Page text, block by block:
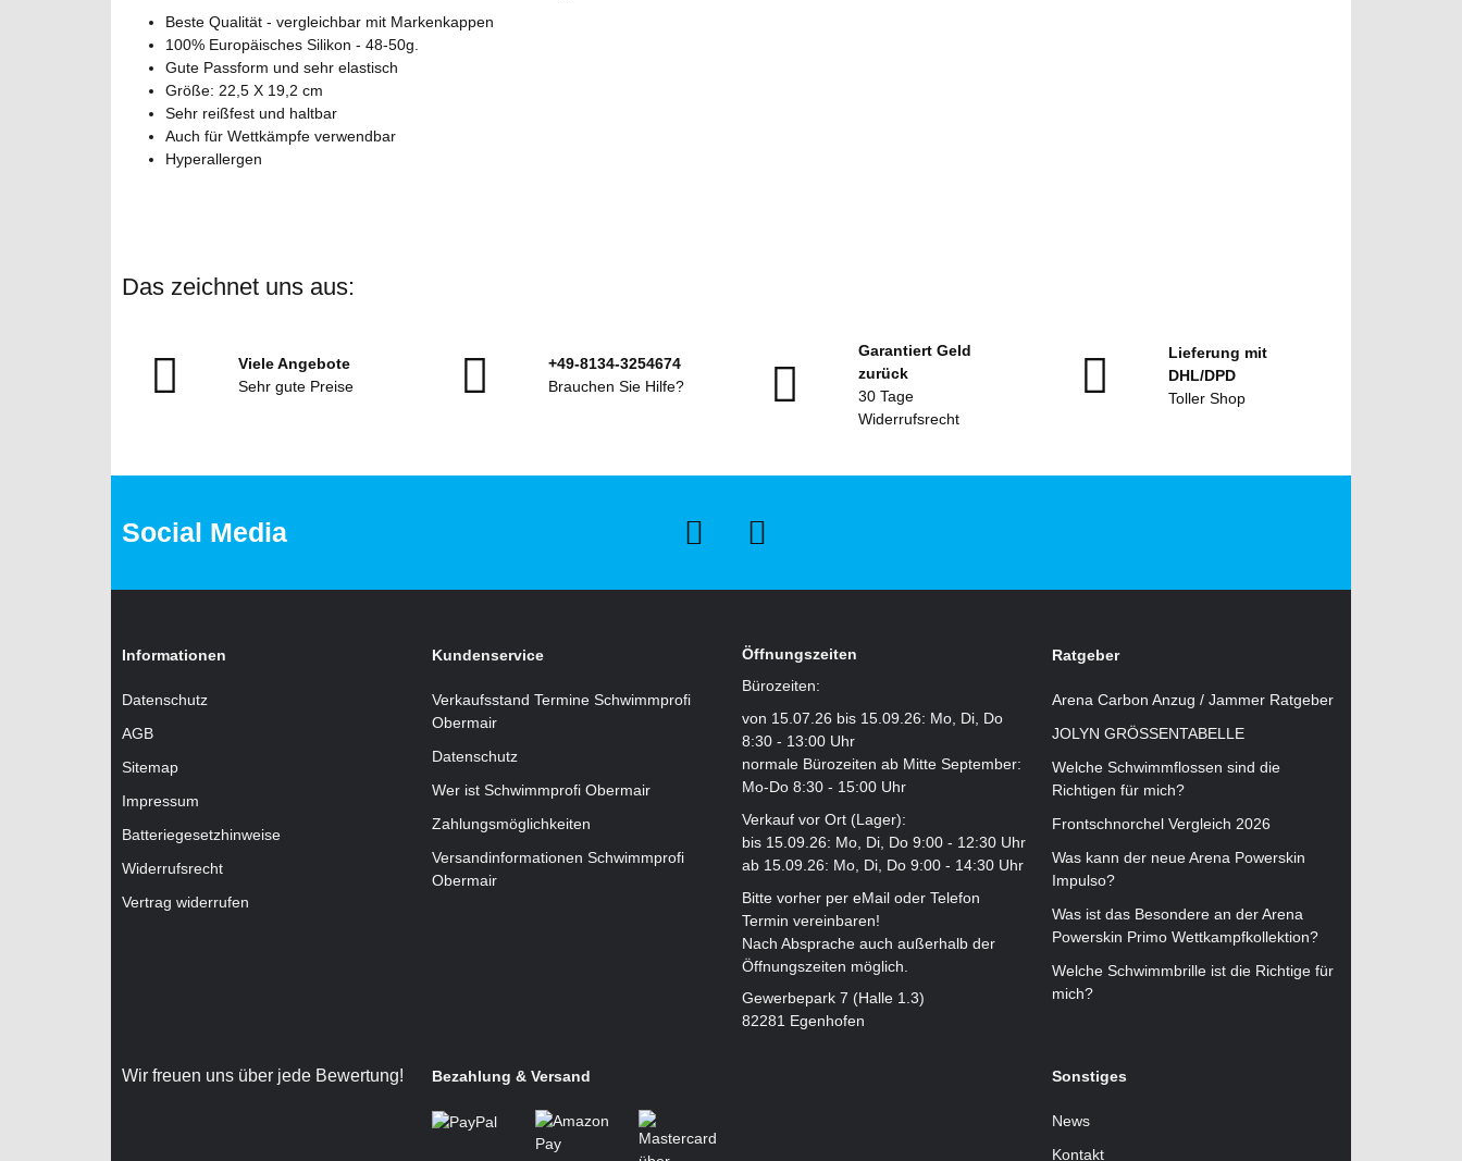
Beste Qualität - vergleichbar mit Markenkappen
100% Europäisches Silikon - 48-50g.
Gute Passform und sehr elastisch
Größe: 22,5 X 19,2 cm
Sehr reißfest und haltbar
Auch für Wettkämpfe verwendbar
Hyperallergen
Das zeichnet uns aus:
Viele Angebote
Sehr gute Preise
+49-8134-3254674
Brauchen Sie Hilfe?
Garantiert Geld
zurück
30 Tage
Widerrufsrecht
Lieferung mit
DHL/DPD
Toller Shop
Social Media
Informationen
Datenschutz
AGB
Sitemap
Impressum
Batteriegesetzhinweise
Widerrufsrecht
Vertrag widerrufen
Kundenservice
Verkaufsstand Termine Schwimmprofi
Obermair
Datenschutz
Wer ist Schwimmprofi Obermair
Zahlungsmöglichkeiten
Versandinformationen Schwimmprofi
Obermair
Öffnungszeiten
Bürozeiten:
von 15.07.26 bis 15.09.26: Mo, Di, Do
8:30 - 13:00 Uhr
normale Bürozeiten ab Mitte September:
Mo-Do 8:30 - 15:00 Uhr
Verkauf vor Ort (Lager):
bis 15.09.26: Mo, Di, Do 9:00 - 12:30 Uhr
ab 15.09.26: Mo, Di, Do 9:00 - 14:30 Uhr
Bitte vorher per eMail oder Telefon
Termin vereinbaren!
Nach Absprache auch außerhalb der
Öffnungszeiten möglich.
Gewerbepark 7 (Halle 1.3)
82281 Egenhofen
Ratgeber
Arena Carbon Anzug / Jammer Ratgeber
JOLYN GRÖSSENTABELLE
Welche Schwimmflossen sind die
Richtigen für mich?
Frontschnorchel Vergleich 2026
Was kann der neue Arena Powerskin
Impulso?
Was ist das Besondere an der Arena
Powerskin Primo Wettkampfkollektion?
Welche Schwimmbrille ist die Richtige für
mich?
Wir freuen uns über jede Bewertung! Bezahlung & Versand Sonstiges
News
Kontakt